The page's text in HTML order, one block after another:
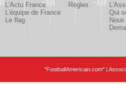
L'Actu France
L'équipe de France
Le flag
Règles
Qui
"FootballAmericain.com" |